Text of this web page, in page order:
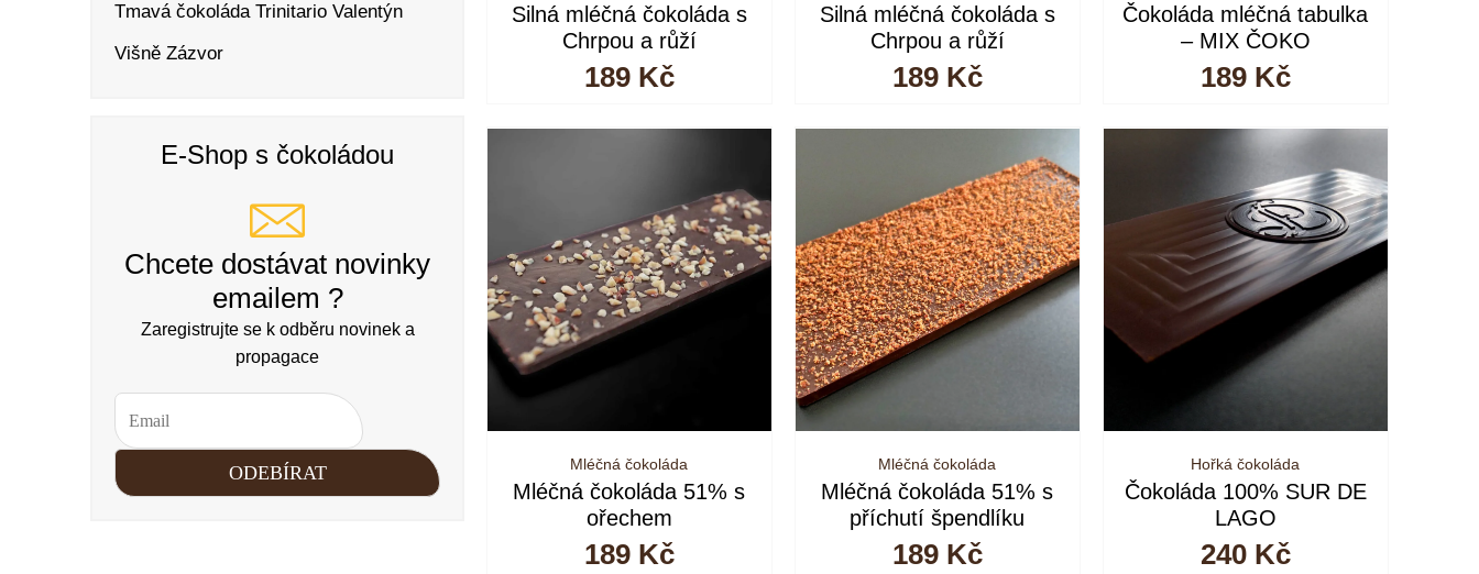
Tmavá čokoláda Trinitario Valentýn
Višně Zázvor
E-Shop s čokoládou
Chcete dostávat novinky
emailem ?
Zaregistrujte se k odběru novinek a
propagace
Silná mléčná čokoláda s
Chrpou a růží
189 Kč
Silná mléčná čokoláda s
Chrpou a růží
189 Kč
Čokoláda mléčná tabulka
– MIX ČOKO
189 Kč
Mléčná čokoláda
Mléčná čokoláda 51% s
ořechem
189 Kč
Mléčná čokoláda
Mléčná čokoláda 51% s
příchutí špendlíku
189 Kč
Hořká čokoláda
Čokoláda 100% SUR DE
LAGO
240 Kč